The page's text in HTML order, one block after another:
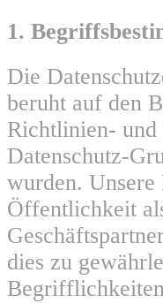
1.
Die
beruht auf den
Richtlinien- und
Datenschutz-
wurden.
Öffentlichkeit
dies zu